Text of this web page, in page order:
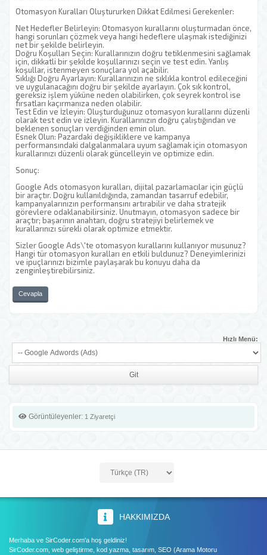
Otomasyon Kuralları Oluştururken Dikkat Edilmesi Gerekenler:
Net Hedefler Belirleyin: Otomasyon kurallarını oluşturmadan önce,
hangi sorunları çözmek veya hangi hedeflere ulaşmak istediğinizi
net bir şekilde belirleyin.
Doğru Koşulları Seçin: Kurallarınızın doğru tetiklenmesini sağlamak
için, dikkatli bir şekilde koşullarınızı seçin ve test edin. Yanlış
koşullar, istenmeyen sonuçlara yol açabilir.
Sıklığı Doğru Ayarlayın: Kurallarınızın ne sıklıkla kontrol edileceğini
ve uygulanacağını doğru bir şekilde ayarlayın. Çok sık kontrol,
gereksiz işlem yüküne neden olabilirken, çok seyrek kontrol ise
fırsatları kaçırmanıza neden olabilir.
Test Edin ve İzleyin: Oluşturduğunuz otomasyon kurallarını düzenli
olarak test edin ve izleyin. Kurallarınızın doğru çalıştığından ve
beklenen sonuçları verdiğinden emin olun.
Esnek Olun: Pazardaki değişikliklere ve kampanya
performansındaki dalgalanmalara uyum sağlamak için otomasyon
kurallarınızı düzenli olarak güncelleyin ve optimize edin.
Sonuç:
Google Ads otomasyon kuralları, dijital pazarlamacılar için güçlü
bir araçtır. Doğru kullanıldığında, zamandan tasarruf edebilir,
kampanyalarınızın performansını artırabilir ve daha stratejik
görevlere odaklanabilirsiniz. Unutmayın, otomasyon sadece bir
araçtır; başarının anahtarı, doğru stratejiyi belirlemek ve
kurallarınızı sürekli olarak optimize etmektir.
Sizler Google Ads\'te otomasyon kurallarını kullanıyor musunuz?
Hangi tür otomasyon kuralları en etkili buldunuz? Deneyimlerinizi
ve ipuçlarınızı bizimle paylaşarak bu konuyu daha da
zenginleştirebilirsiniz.
Cevapla
Hızlı Menü:
Görüntüleyenler: 1 Ziyaretçi
HAKKIMIZDA
Merhaba ve SirCoder.com'a hoş geldiniz!
SirCoder.com, web geliştirme, kod yazma, tasarım, SEO (Arama Motoru